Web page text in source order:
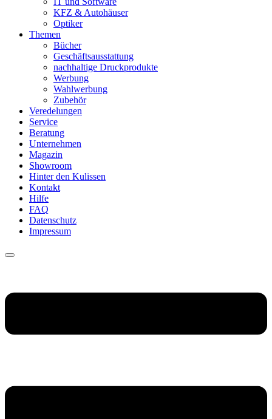
KFZ & Autohäuser
Optiker
Themen
Bücher
Geschäftsausstattung
nachhaltige Druckprodukte
Werbung
Wahlwerbung
Zubehör
Veredelungen
Service
Beratung
Unternehmen
Magazin
Showroom
Hinter den Kulissen
Kontakt
Hilfe
FAQ
Datenschutz
Impressum